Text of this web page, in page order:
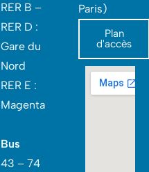
RER B –
RER D :
Gare du
Nord‎
RER E :
Magenta
Bus
43 – 74
Paris)
Plan
d'accès